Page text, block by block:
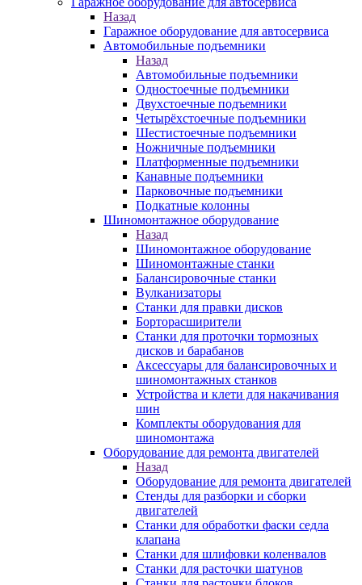
Назад
Гаражное оборудование для автосервиса
Автомобильные подъемники
Назад
Автомобильные подъемники
Одностоечные подъемники
Двухстоечные подъемники
Четырёхстоечные подъемники
Шестистоечные подъемники
Ножничные подъемники
Платформенные подъемники
Канавные подъемники
Парковочные подъемники
Подкатные колонны
Шиномонтажное оборудование
Назад
Шиномонтажное оборудование
Шиномонтажные станки
Балансировочные станки
Вулканизаторы
Станки для правки дисков
Борторасширители
Станки для проточки тормозных
дисков и барабанов
Аксессуары для балансировочных и
шиномонтажных станков
Устройства и клети для накачивания
шин
Комплекты оборудования для
шиномонтажа
Оборудование для ремонта двигателей
Назад
Оборудование для ремонта двигателей
Стенды для разборки и сборки
двигателей
Станки для обработки фаски седла
клапана
Станки для шлифовки коленвалов
Станки для расточки шатунов